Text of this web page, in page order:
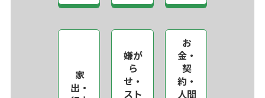
家
出・
嫌が
ら
せ・
スト
お
金・
契
約・
人間